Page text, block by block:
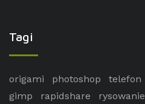
Tagi
origami photoshop telefon
gimp
rapidshare rysowanie